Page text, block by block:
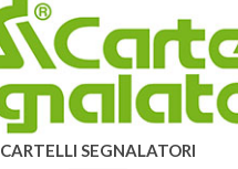
CARTELLI SEGNALATORI